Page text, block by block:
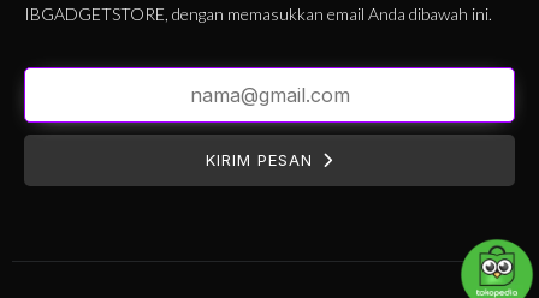
IBGADGETSTORE, dengan memasukkan email Anda dibawah ini.
KIRIM PESAN